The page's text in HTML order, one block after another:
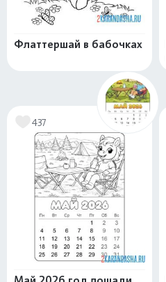
Флаттершай в бабочках
437